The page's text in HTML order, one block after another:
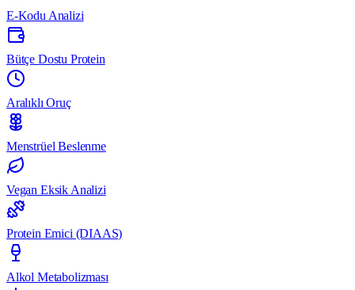
E-Kodu Analizi
Bütçe Dostu Protein
Aralıklı Oruç
Menstrüel Beslenme
Vegan Eksik Analizi
Protein Emici (DIAAS)
Alkol Metabolizması